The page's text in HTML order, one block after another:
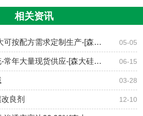
相关资讯
非煅烧硅藻土-量大可按配方需求定制生产-[森大硅藻土] 05-05
硅藻土颗粒种兰花-常年大量现货供应-[森大硅藻土] 06-15
03-28
良剂 12-10